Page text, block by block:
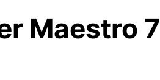
Maestro 7